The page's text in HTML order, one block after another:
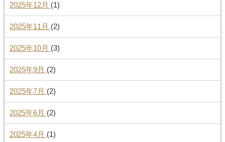
2025年12月 (1)
2025年11月 (2)
2025年10月 (3)
2025年9月 (2)
2025年7月 (2)
2025年6月 (2)
2025年4月 (1)